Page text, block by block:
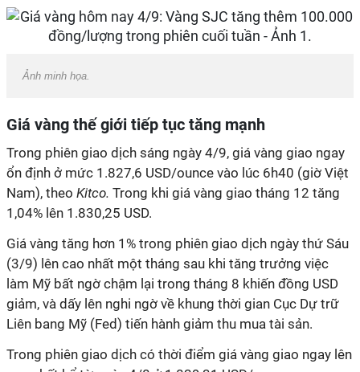
Ảnh minh họa.
Giá vàng thế giới tiếp tục tăng mạnh
Trong phiên giao dịch sáng ngày 4/9, giá vàng giao ngay
ổn định ở mức 1.827,6 USD/ounce vào lúc 6h40 (giờ Việt
Nam), theo Kitco. Trong khi giá vàng giao tháng 12 tăng
1,04% lên 1.830,25 USD.
Giá vàng tăng hơn 1% trong phiên giao dịch ngày thứ Sáu
(3/9) lên cao nhất một tháng sau khi tăng trưởng việc
làm Mỹ bất ngờ chậm lại trong tháng 8 khiến đồng USD
giảm, và dấy lên nghi ngờ về khung thời gian Cục Dự trữ
Liên bang Mỹ (Fed) tiến hành giảm thu mua tài sản.
Trong phiên giao dịch có thời điểm giá vàng giao ngay lên